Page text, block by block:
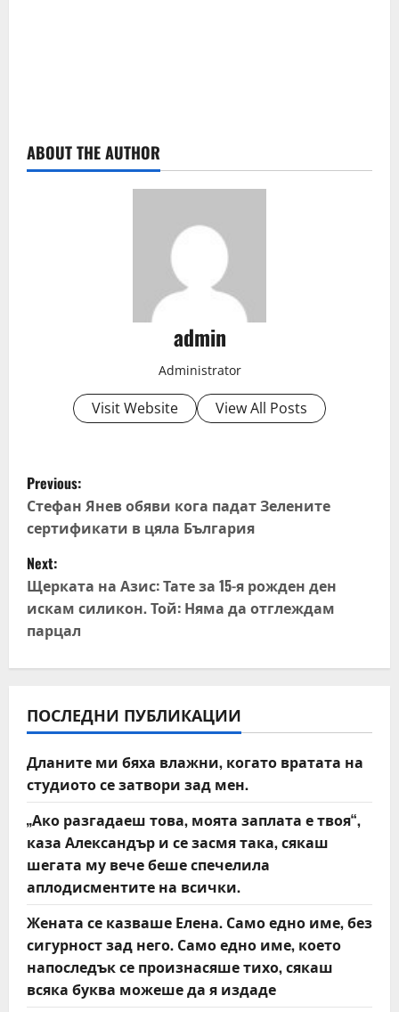
ABOUT THE AUTHOR
admin
Administrator
Visit Website View All Posts
P
o
s
t
n
a
v
i
g
a
t
i
o
n
Previous:
Стефан Янев обяви кога падат Зелените
сертификати в цяла България
Next:
Щерката на Азис: Тате за 15-я рожден ден
искам силикон. Той: Няма да отглеждам
парцал
ПОСЛЕДНИ ПУБЛИКАЦИИ
Дланите ми бяха влажни, когато вратата на
студиото се затвори зад мен.
„Ако разгадаеш това, моята заплата е твоя“,
каза Александър и се засмя така, сякаш
шегата му вече беше спечелила
аплодисментите на всички.
Жената се казваше Елена. Само едно име, без
сигурност зад него. Само едно име, което
напоследък се произнасяше тихо, сякаш
всяка буква можеше да я издаде